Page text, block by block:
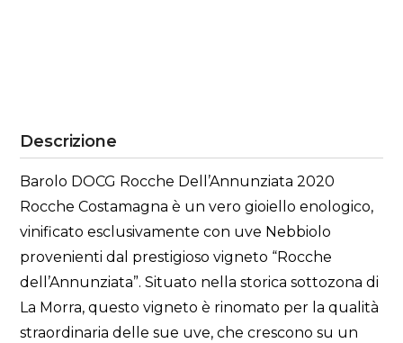
Descrizione
Barolo DOCG Rocche Dell’Annunziata 2020
Rocche Costamagna è un vero gioiello enologico,
vinificato esclusivamente con uve Nebbiolo
provenienti dal prestigioso vigneto “Rocche
dell’Annunziata”. Situato nella storica sottozona di
La Morra, questo vigneto è rinomato per la qualità
straordinaria delle sue uve, che crescono su un